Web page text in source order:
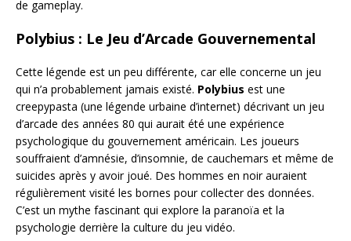
de gameplay.
Polybius : Le Jeu d’Arcade Gouvernemental
Cette légende est un peu différente, car elle concerne un jeu
qui n’a probablement jamais existé. Polybius est une
creepypasta (une légende urbaine d’internet) décrivant un jeu
d’arcade des années 80 qui aurait été une expérience
psychologique du gouvernement américain. Les joueurs
souffraient d’amnésie, d’insomnie, de cauchemars et même de
suicides après y avoir joué. Des hommes en noir auraient
régulièrement visité les bornes pour collecter des données.
C’est un mythe fascinant qui explore la paranoïa et la
psychologie derrière la culture du jeu vidéo.